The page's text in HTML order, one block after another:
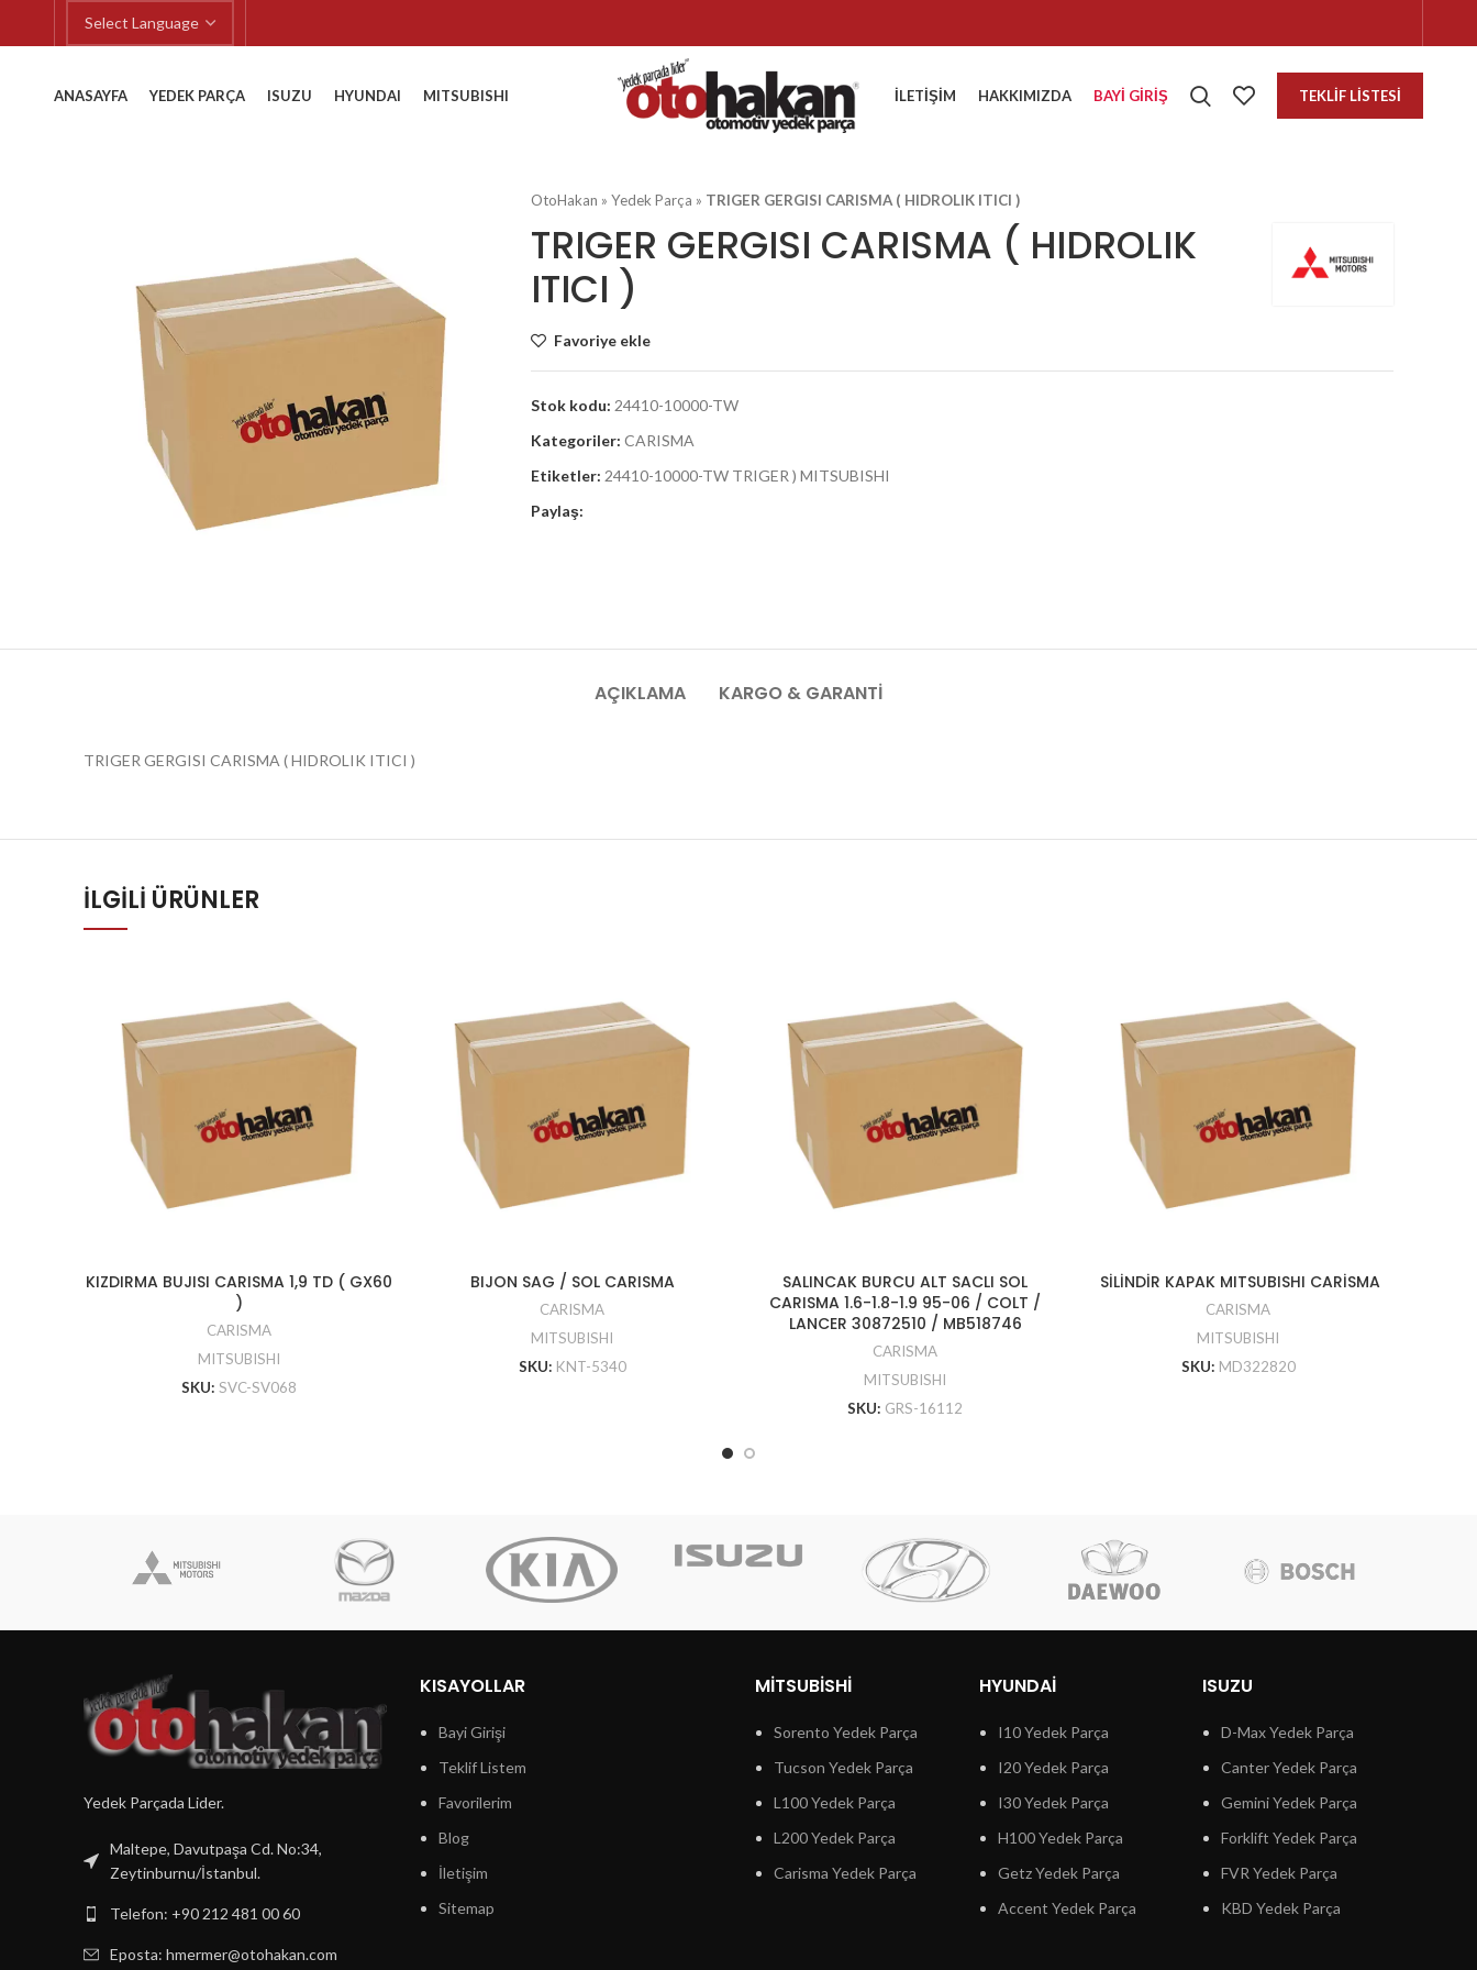
ANASAYFA YEDEK PARÇA ISUZU HYUNDAI MITSUBISHI İLETIŞIM HAKKIMIZDA BAYI GIRIŞ TEKLIF LISTESI
OtoHakan »Yedek Parça » TRIGER GERGISI CARISMA ( HIDROLIK ITICI )
TRIGER GERGISI CARISMA ( HIDROLIK
ITICI )
Favoriye ekle
Stok kodu: 24410-10000-TW
Kategoriler: CARISMA
Etiketler: 24410-10000-TW TRIGER ) MITSUBISHI
Paylaş:
AÇIKLAMA KARGO & GARANTI
TRIGER GERGISI CARISMA ( HIDROLIK ITICI )
İLGILI ÜRÜNLER
KIZDIRMA BUJISI CARISMA 1,9 TD ( GX60
)
CARISMA
MITSUBISHI
SKU: SVC-SV068
BIJON SAG / SOL CARISMA
CARISMA
MITSUBISHI
SKU: KNT-5340
SALINCAK BURCU ALT SACLI SOL
CARISMA 1.6-1.8-1.9 95-06 / COLT /
LANCER 30872510 / MB518746
CARISMA
MITSUBISHI
SKU: GRS-16112
SİLİNDİR KAPAK MITSUBISHI CARİSMA
CARISMA
MITSUBISHI
SKU: MD322820
Yedek Parçada Lider.
Maltepe, Davutpaşa Cd. No:34,
Zeytinburnu/İstanbul.
Telefon: +90 212 481 00 60
Eposta: hmermer@otohakan.com
KISAYOLLAR
Bayi Girişi
Teklif Listem
Favorilerim
Blog
İletişim
Sitemap
MITSUBISHI
Sorento Yedek Parça
Tucson Yedek Parça
L100 Yedek Parça
L200 Yedek Parça
Carisma Yedek Parça
HYUNDAI
I10 Yedek Parça
I20 Yedek Parça
I30 Yedek Parça
H100 Yedek Parça
Getz Yedek Parça
Accent Yedek Parça
ISUZU
D-Max Yedek Parça
Canter Yedek Parça
Gemini Yedek Parça
Forklift Yedek Parça
FVR Yedek Parça
KBD Yedek Parça